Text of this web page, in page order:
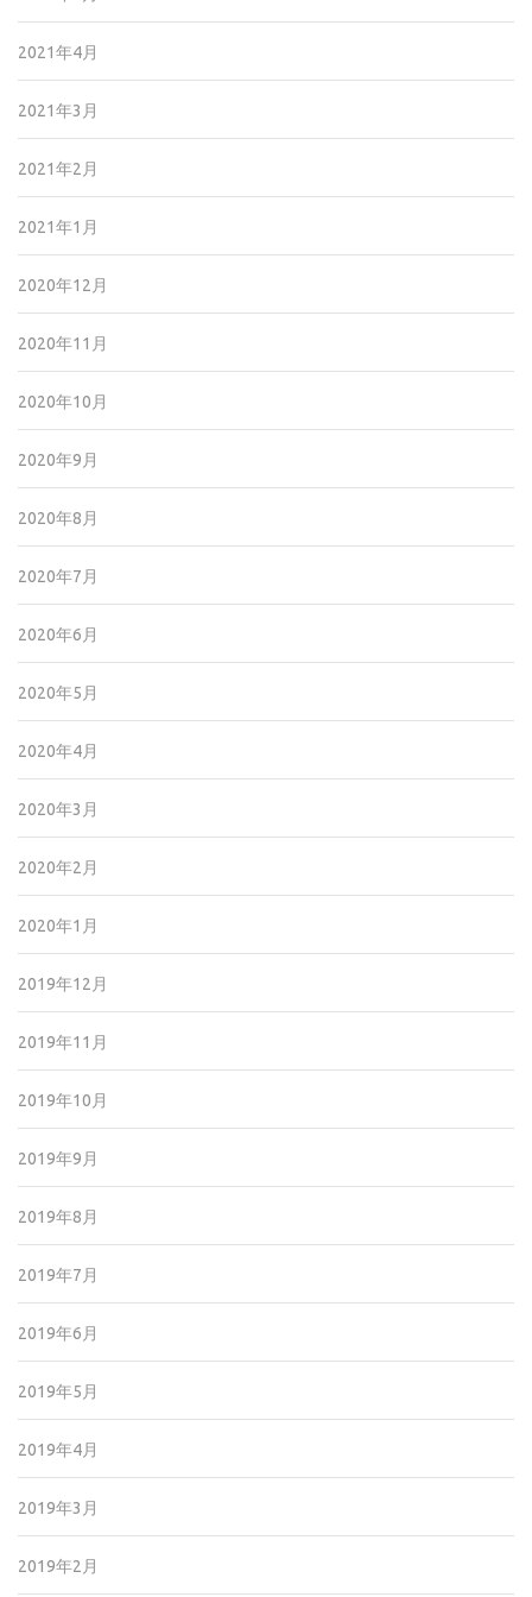
2021年4月
2021年3月
2021年2月
2021年1月
2020年12月
2020年11月
2020年10月
2020年9月
2020年8月
2020年7月
2020年6月
2020年5月
2020年4月
2020年3月
2020年2月
2020年1月
2019年12月
2019年11月
2019年10月
2019年9月
2019年8月
2019年7月
2019年6月
2019年5月
2019年4月
2019年3月
2019年2月